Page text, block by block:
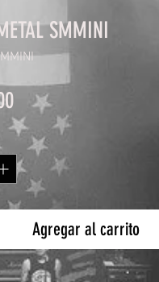
SMMINI
Precio
Agregar al carrito